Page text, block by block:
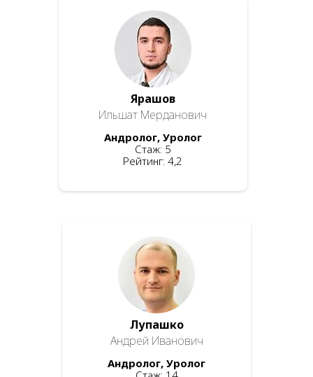
Ярашов
Ильшат Мерданович
Андролог, Уролог
Стаж: 5
Рейтинг: 4,2
Лупашко
Андрей Иванович
Андролог, Уролог